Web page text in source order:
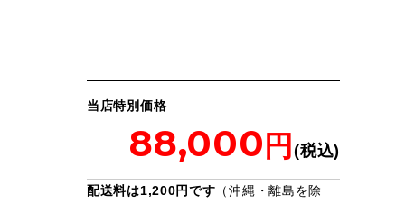
当店特別価格
88,000
配送料は1,200円です （沖縄・離島を除